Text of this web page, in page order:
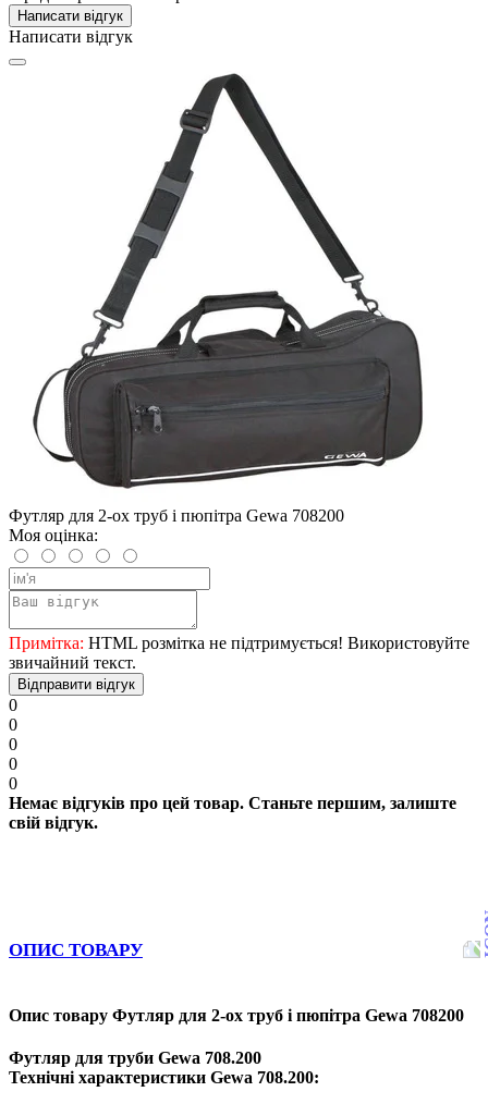
Написати відгук
Написати відгук
Футляр для 2-ох труб і пюпітра Gewa 708200
Моя оцінка:
Примітка: HTML розмітка не підтримується! Використовуйте
звичайний текст.
Відправити відгук
0
0
0
0
0
Немає відгуків про цей товар. Станьте першим, залиште
свій відгук.
ОПИС ТОВАРУ
Опис товару Футляр для 2-ох труб і пюпітра Gewa 708200
Футляр для труби Gewa 708.200
Технічні характеристики Gewa 708.200: